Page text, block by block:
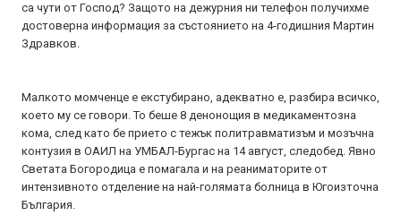
са чути от Господ? Защото на дежурния ни телефон получихме
достоверна информация за състоянието на 4-годишния Мартин
Здравков.
Малкото момченце е екстубирано, адекватно е, разбира всичко,
което му се говори. То беше 8 денонощия в медикаментозна
кома, след като бе прието с тежък политравматизъм и мозъчна
контузия в ОАИЛ на УМБАЛ-Бургас на 14 август, следобед. Явно
Светата Богородица е помагала и на реаниматорите от
интензивното отделение на най-голямата болница в Югоизточна
България.